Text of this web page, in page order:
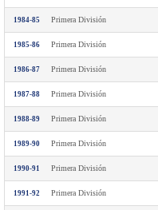
1984-85 Primera División
1985-86 Primera División
1986-87 Primera División
1987-88 Primera División
1988-89 Primera División
1989-90 Primera División
1990-91 Primera División
1991-92 Primera División